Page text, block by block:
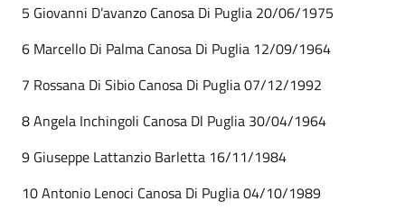
5 Giovanni D’avanzo Canosa Di Puglia 20/06/1975
6 Marcello Di Palma Canosa Di Puglia 12/09/1964
7 Rossana Di Sibio Canosa Di Puglia 07/12/1992
8 Angela Inchingoli Canosa Dl Puglia 30/04/1964
9 Giuseppe Lattanzio Barletta 16/11/1984
10 Antonio Lenoci Canosa Di Puglia 04/10/1989